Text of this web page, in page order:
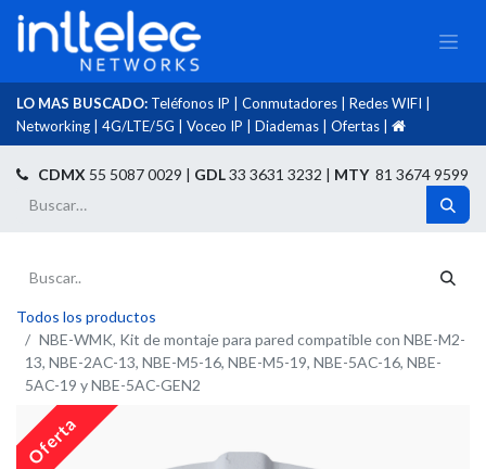
LO MAS BUSCADO: Teléfonos IP Conmutadores Redes WIFI
Networking
4G/LTE/5G Voceo IP Diademas Ofertas
CDMX 55 5087 0029 | GDL33 3631 3232 | MTY81 3674 9599
Todos los productos
NBE-WMK, Kit de montaje para pared compatible con NBE-M2-
13, NBE-2AC-13, NBE-M5-16, NBE-M5-19, NBE-5AC-16, NBE-
5AC-19 y NBE-5AC-GEN2
Oferta